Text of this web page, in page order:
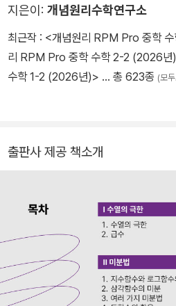
지은이: 개념원리수학연구소
최근작 : <개념원리 RPM Pro 중학
리 RPM Pro 중학 수학 2-2 (2026년
수학 1-2 (2026년)> … 총 623종 (모
출판사 제공 책소개